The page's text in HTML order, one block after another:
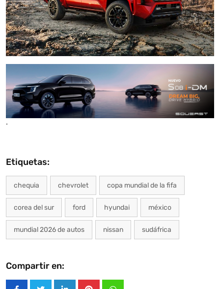
.
Etiquetas:
chequia chevrolet copa mundial de la fifa
corea del sur ford hyundai méxico
mundial 2026 de autos nissan sudáfrica
Compartir en: